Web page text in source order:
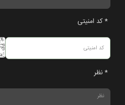
* کد امنیتی
* نظر